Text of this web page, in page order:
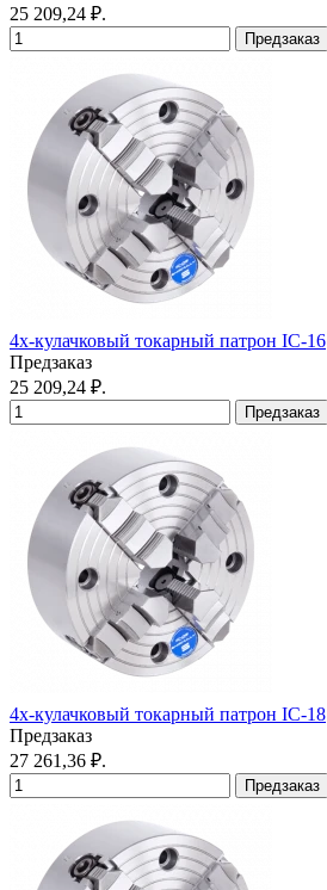
25 209,24 ₽.
Предзаказ
4х-кулачковый токарный патрон IC-16
Предзаказ
25 209,24 ₽.
Предзаказ
4х-кулачковый токарный патрон IC-18
Предзаказ
27 261,36 ₽.
Предзаказ